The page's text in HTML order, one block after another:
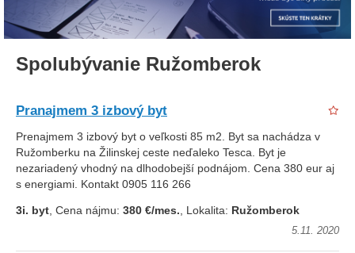
Spolubývanie Ružomberok
Pranajmem 3 izbový byt
Prenajmem 3 izbový byt o veľkosti 85 m2. Byt sa nachádza v
Ružomberku na Žilinskej ceste neďaleko Tesca. Byt je
nezariadený vhodný na dlhodobejší podnájom. Cena 380 eur aj
s energiami. Kontakt 0905 116 266
3i. byt, Cena nájmu: 380 €/mes., Lokalita: Ružomberok
5.11. 2020